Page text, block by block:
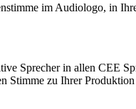
im Audiologo, in
Sprecher in allen CEE
Stimme zu Ihrer